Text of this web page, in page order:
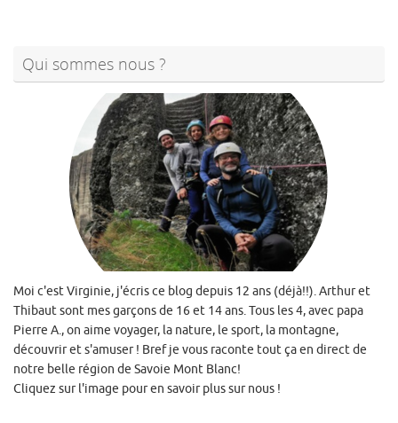
Qui sommes nous ?
Moi c'est Virginie, j'écris ce blog depuis 12 ans (déjà!!). Arthur et
Thibaut sont mes garçons de 16 et 14 ans. Tous les 4, avec papa
Pierre A., on aime voyager, la nature, le sport, la montagne,
découvrir et s'amuser ! Bref je vous raconte tout ça en direct de
notre belle région de Savoie Mont Blanc!
Cliquez sur l'image pour en savoir plus sur nous !